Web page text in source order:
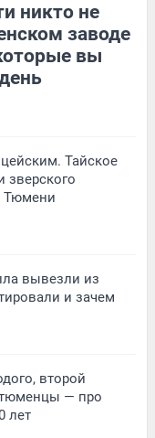
никто не
заводе
вы
Тайское
зверского
Тюмени
вывезли из
и зачем
второй
тюменцы — про
лет